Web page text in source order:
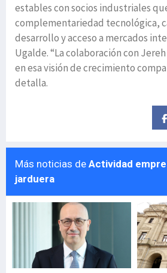
estables con socios industriales
complementariedad tecnológica,
desarrollo y acceso a mercados
Ugalde. “La colaboración con
en esa visión de crecimiento
detalla.
Más noticias de Actividad
jarduera